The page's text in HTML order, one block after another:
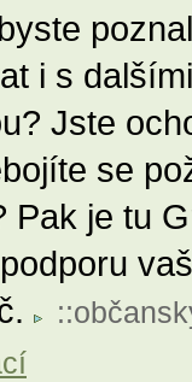
i s
Jste
se
Pak je tu
::